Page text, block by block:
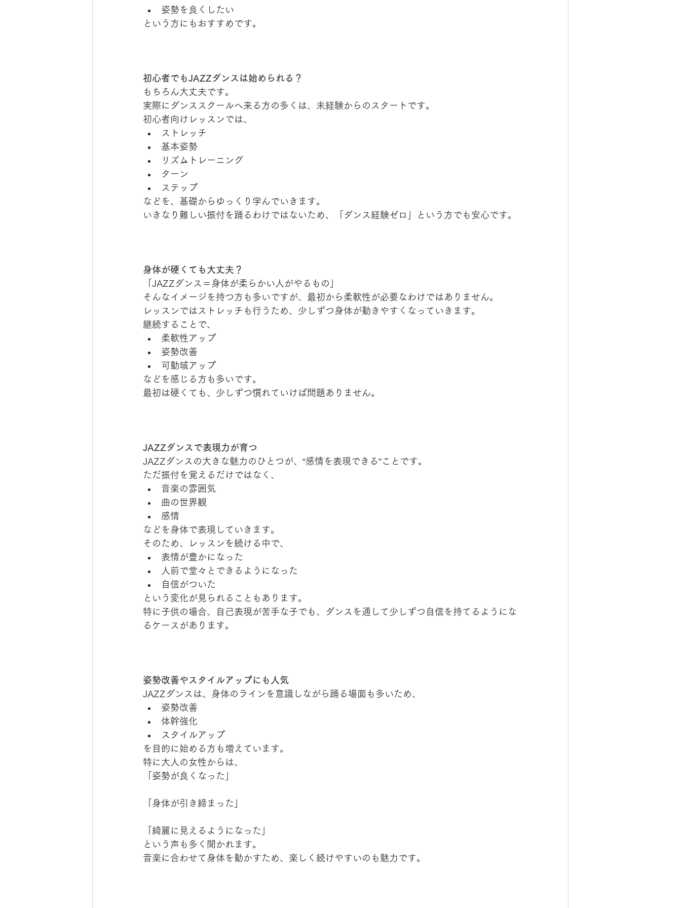
姿勢を良くしたい
という方にもおすすめです。
初心者でもJAZZダンスは始められる？
もちろん大丈夫です。
実際にダンススクールへ来る方の多くは、未経験からのスタートです。
初心者向けレッスンでは、
ストレッチ
基本姿勢
リズムトレーニング
ターン
ステップ
などを、基礎からゆっくり学んでいきます。
いきなり難しい振付を踊るわけではないため、「ダンス経験ゼロ」という方でも安心です。
身体が硬くても大丈夫？
「JAZZダンス＝身体が柔らかい人がやるもの」
そんなイメージを持つ方も多いですが、最初から柔軟性が必要なわけではありません。
レッスンではストレッチも行うため、少しずつ身体が動きやすくなっていきます。
継続することで、
柔軟性アップ
姿勢改善
可動域アップ
などを感じる方も多いです。
最初は硬くても、少しずつ慣れていけば問題ありません。
JAZZダンスで表現力が育つ
JAZZダンスの大きな魅力のひとつが、“感情を表現できる”ことです。
ただ振付を覚えるだけではなく、
音楽の雰囲気
曲の世界観
感情
などを身体で表現していきます。
そのため、レッスンを続ける中で、
表情が豊かになった
人前で堂々とできるようになった
自信がついた
という変化が見られることもあります。
特に子供の場合、自己表現が苦手な子でも、ダンスを通して少しずつ自信を持てるようにな
るケースがあります。
姿勢改善やスタイルアップにも人気
JAZZダンスは、身体のラインを意識しながら踊る場面も多いため、
姿勢改善
体幹強化
スタイルアップ
を目的に始める方も増えています。
特に大人の女性からは、
「姿勢が良くなった」
「身体が引き締まった」
「綺麗に見えるようになった」
という声も多く聞かれます。
音楽に合わせて身体を動かすため、楽しく続けやすいのも魅力です。